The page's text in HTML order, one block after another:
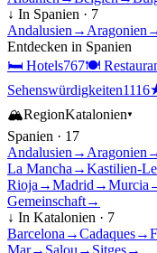
↓ In Spanien · 7
Andalusien → Aragonien
Entdecken in Spanien
🛏 Hotels767🍽
Sehenswürdigkeiten1116
🏔RegionKatalonien▾
Spanien · 17
Andalusien → Aragonien
La Mancha →Kastilien-
Rioja →Madrid →Murcia
Gemeinschaft→
↓ In Katalonien · 7
Barcelona →Cadaques→
Mar→ Salou → Sitges→